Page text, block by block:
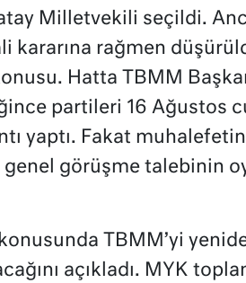
Milletvekili seçildi.
kararına rağmen
Hatta TBMM
partileri 16 Ağustos
yaptı. Fakat
genel görüşme talebinin
TBMM’yi
açıkladı. MYK